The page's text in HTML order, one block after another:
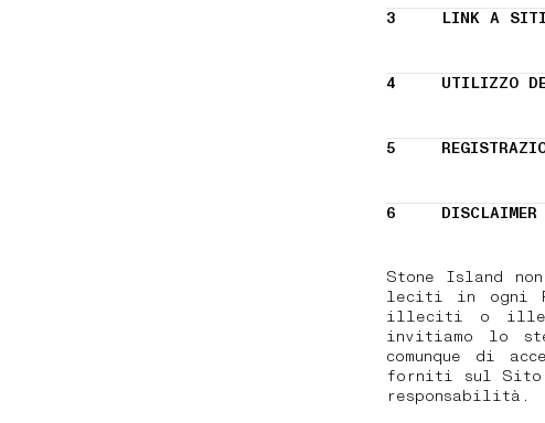
3 LINK A
4 UTILIZZO
5
6
Stone Island
leciti in ogni
illeciti o
invitiamo lo
comunque di
forniti sul Sito
responsabilità.